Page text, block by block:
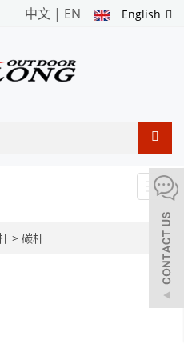
English
中文 | EN
> 碳杆